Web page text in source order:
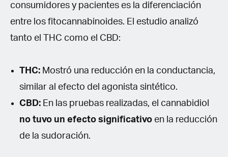
consumidores y pacientes es la diferenciación
entre los fitocannabinoides. El estudio analizó
tanto el THC como el CBD:
THC: Mostró una reducción en la conductancia,
similar al efecto del agonista sintético.
CBD: En las pruebas realizadas, el cannabidiol
no tuvo un efecto significativo en la reducción
de la sudoración.